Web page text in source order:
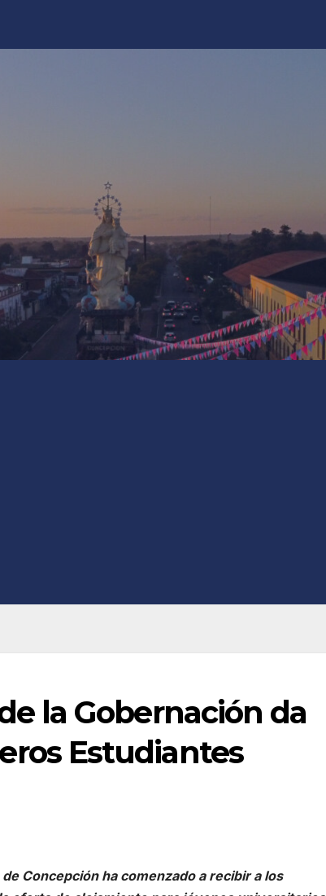
la Gobernación da
Estudiantes
Concepción ha comenzado a recibir a los